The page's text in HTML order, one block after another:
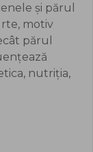
și părul
motiv
părul
nutriția,